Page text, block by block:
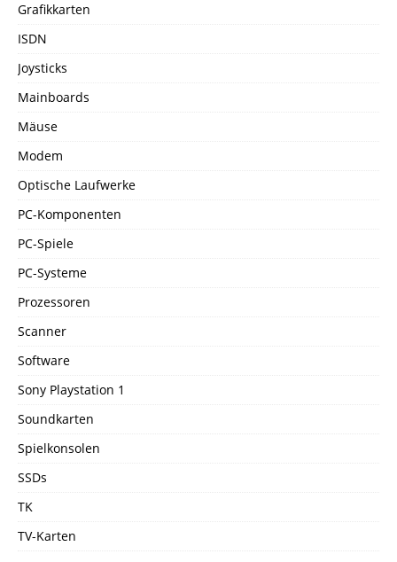
Grafikkarten
ISDN
Joysticks
Mainboards
Mäuse
Modem
Optische Laufwerke
PC-Komponenten
PC-Spiele
PC-Systeme
Prozessoren
Scanner
Software
Sony Playstation 1
Soundkarten
Spielkonsolen
SSDs
TK
TV-Karten